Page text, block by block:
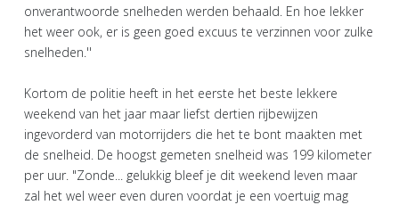
onverantwoorde snelheden werden behaald. En hoe lekker
het weer ook, er is geen goed excuus te verzinnen voor zulke
snelheden.''
Kortom de politie heeft in het eerste het beste lekkere
weekend van het jaar maar liefst dertien rijbewijzen
ingevorderd van motorrijders die het te bont maakten met
de snelheid. De hoogst gemeten snelheid was 199 kilometer
per uur. "Zonde... gelukkig bleef je dit weekend leven maar
zal het wel weer even duren voordat je een voertuig mag